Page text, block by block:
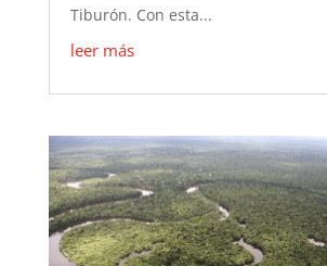
Tiburón. Con esta...
leer más